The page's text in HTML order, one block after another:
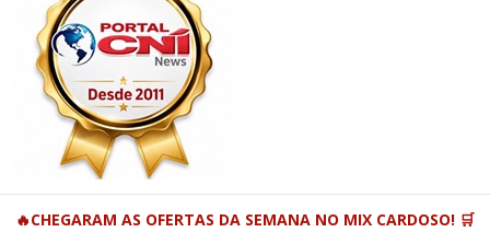
🔥CHEGARAM AS OFERTAS DA SEMANA NO MIX CARDOSO! 🛒